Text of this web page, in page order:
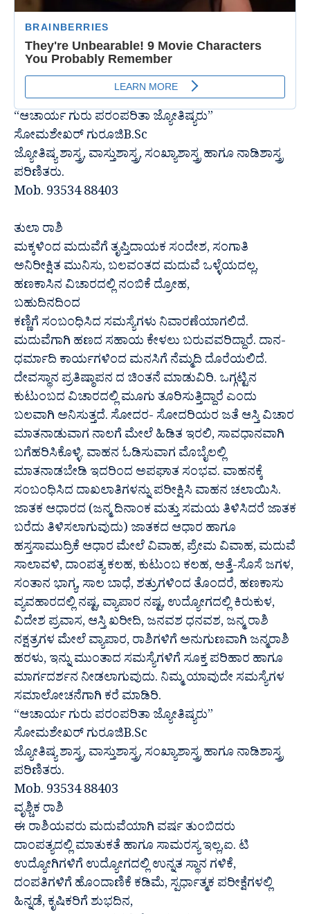
“ಆಚಾರ್ಯ ಗುರು ಪರಂಪರಿತಾ ಜ್ಯೋತಿಷ್ಯರು”
ಸೋಮಶೇಖರ್ ಗುರೂಜಿB.Sc
ಜ್ಯೋತಿಷ್ಯ ಶಾಸ್ತ್ರ, ವಾಸ್ತುಶಾಸ್ತ್ರ, ಸಂಖ್ಯಾಶಾಸ್ತ್ರ ಹಾಗೂ ನಾಡಿಶಾಸ್ತ್ರ
ಪರಿಣಿತರು.
Mob. 93534 88403
ತುಲಾ ರಾಶಿ
ಮಕ್ಕಳಿಂದ ಮದುವೆಗೆ ತೃಪ್ತಿದಾಯಕ ಸಂದೇಶ, ಸಂಗಾತಿ
ಅನಿರೀಕ್ಷಿತ ಮುನಿಸು, ಬಲವಂತದ ಮದುವೆ ಒಳ್ಳೆಯದಲ್ಲ,
ಹಣಕಾಸಿನ ವಿಚಾರದಲ್ಲಿ ನಂಬಿಕೆ ದ್ರೋಹ,
ಬಹುದಿನದಿಂದ
ಕಣ್ಣಿಗೆ ಸಂಬಂಧಿಸಿದ ಸಮಸ್ಯೆಗಳು ನಿವಾರಣೆಯಾಗಲಿದೆ.
ಮದುವೆಗಾಗಿ ಹಣದ ಸಹಾಯ ಕೇಳಲು ಬರುವವರಿದ್ದಾರೆ. ದಾನ-
ಧರ್ಮಾದಿ ಕಾರ್ಯಗಳಿಂದ ಮನಸಿಗೆ ನೆಮ್ಮದಿ ದೊರೆಯಲಿದೆ.
ದೇವಸ್ಥಾನ ಪ್ರತಿಷ್ಠಾಪನ ದ ಚಿಂತನೆ ಮಾಡುವಿರಿ. ಒಗ್ಗಟ್ಟಿನ
ಕುಟುಂಬದ ವಿಚಾರದಲ್ಲಿ ಮೂಗು ತೂರಿಸುತ್ತಿದ್ದಾರೆ ಎಂದು
ಬಲವಾಗಿ ಅನಿಸುತ್ತದೆ. ಸೋದರ- ಸೋದರಿಯರ ಜತೆ ಆಸ್ತಿ ವಿಚಾರ
ಮಾತನಾಡುವಾಗ ನಾಲಗೆ ಮೇಲೆ ಹಿಡಿತ ಇರಲಿ, ಸಾವಧಾನವಾಗಿ
ಬಗೆಹರಿಸಿಕೊಳ್ಳಿ. ವಾಹನ ಓಡಿಸುವಾಗ ಮೊಬೈಲಲ್ಲಿ
ಮಾತನಾಡಬೇಡಿ ಇದರಿಂದ ಅಪಘಾತ ಸಂಭವ. ವಾಹನಕ್ಕೆ
ಸಂಬಂಧಿಸಿದ ದಾಖಲಾತಿಗಳನ್ನು ಪರೀಕ್ಷಿಸಿ ವಾಹನ ಚಲಾಯಿಸಿ.
ಜಾತಕ ಆಧಾರದ (ಜನ್ಮ ದಿನಾಂಕ ಮತ್ತು ಸಮಯ ತಿಳಿಸಿದರೆ ಜಾತಕ
ಬರೆದು ತಿಳಿಸಲಾಗುವುದು) ಜಾತಕದ ಆಧಾರ ಹಾಗೂ
ಹಸ್ತಸಾಮುದ್ರಿಕೆ ಆಧಾರ ಮೇಲೆ ವಿವಾಹ, ಪ್ರೇಮ ವಿವಾಹ, ಮದುವೆ
ಸಾಲಾವಳಿ, ದಾಂಪತ್ಯ ಕಲಹ, ಕುಟುಂಬ ಕಲಹ, ಅತ್ತೆ-ಸೊಸೆ ಜಗಳ,
ಸಂತಾನ ಭಾಗ್ಯ, ಸಾಲ ಬಾಧೆ, ಶತ್ರುಗಳಿಂದ ತೊಂದರೆ, ಹಣಕಾಸು
ವ್ಯವಹಾರದಲ್ಲಿ ನಷ್ಟ, ವ್ಯಾಪಾರ ನಷ್ಟ, ಉದ್ಯೋಗದಲ್ಲಿ ಕಿರುಕುಳ,
ವಿದೇಶ ಪ್ರವಾಸ, ಆಸ್ತಿ ಖರೀದಿ, ಜನವಶ ಧನವಶ, ಜನ್ಮ ರಾಶಿ
ನಕ್ಷತ್ರಗಳ ಮೇಲೆ ವ್ಯಾಪಾರ, ರಾಶಿಗಳಿಗೆ ಅನುಗುಣವಾಗಿ ಜನ್ಮರಾಶಿ
ಹರಳು, ಇನ್ನು ಮುಂತಾದ ಸಮಸ್ಯೆಗಳಿಗೆ ಸೂಕ್ತ ಪರಿಹಾರ ಹಾಗೂ
ಮಾರ್ಗದರ್ಶನ ನೀಡಲಾಗುವುದು. ನಿಮ್ಮ ಯಾವುದೇ ಸಮಸ್ಯೆಗಳ
ಸಮಾಲೋಚನೆಗಾಗಿ ಕರೆ ಮಾಡಿರಿ.
“ಆಚಾರ್ಯ ಗುರು ಪರಂಪರಿತಾ ಜ್ಯೋತಿಷ್ಯರು”
ಸೋಮಶೇಖರ್ ಗುರೂಜಿB.Sc
ಜ್ಯೋತಿಷ್ಯ ಶಾಸ್ತ್ರ, ವಾಸ್ತುಶಾಸ್ತ್ರ, ಸಂಖ್ಯಾಶಾಸ್ತ್ರ ಹಾಗೂ ನಾಡಿಶಾಸ್ತ್ರ
ಪರಿಣಿತರು.
Mob. 93534 88403
ವೃಶ್ಚಿಕ ರಾಶಿ
ಈ ರಾಶಿಯವರು ಮದುವೆಯಾಗಿ ವರ್ಷ ತುಂಬಿದರು
ದಾಂಪತ್ಯದಲ್ಲಿ ಮಾತುಕತೆ ಹಾಗೂ ಸಾಮರಸ್ಯ ಇಲ್ಲ,ಐ. ಟಿ
ಉದ್ಯೋಗಿಗಳಿಗೆ ಉದ್ಯೋಗದಲ್ಲಿ ಉನ್ನತ ಸ್ಥಾನ ಗಳಿಕೆ,
ದಂಪತಿಗಳಿಗೆ ಹೊಂದಾಣಿಕೆ ಕಡಿಮೆ, ಸ್ಪರ್ಧಾತ್ಮಕ ಪರೀಕ್ಷೆಗಳಲ್ಲಿ
ಹಿನ್ನಡೆ, ಕೃಷಿಕರಿಗೆ ಶುಭದಿನ,